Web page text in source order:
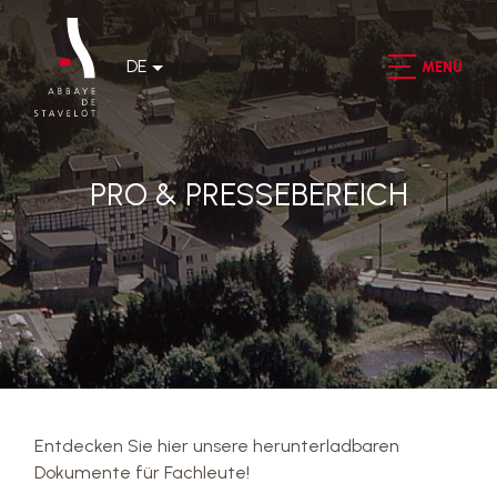
DE MENÜ
PRO & PRESSEBEREICH
Entdecken Sie hier unsere herunterladbaren
Dokumente für Fachleute!